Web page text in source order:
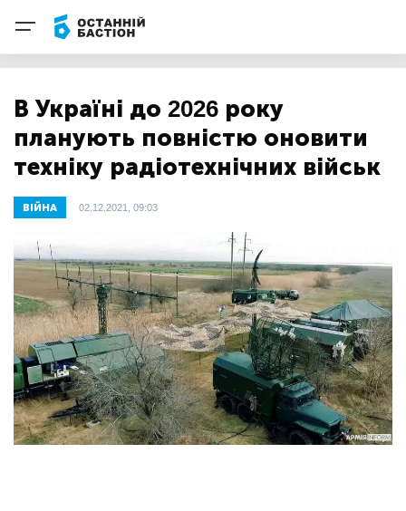
В Україні до 2026 року
планують повністю оновити
техніку радіотехнічних військ
ВІЙНА 02.12.2021, 09:03